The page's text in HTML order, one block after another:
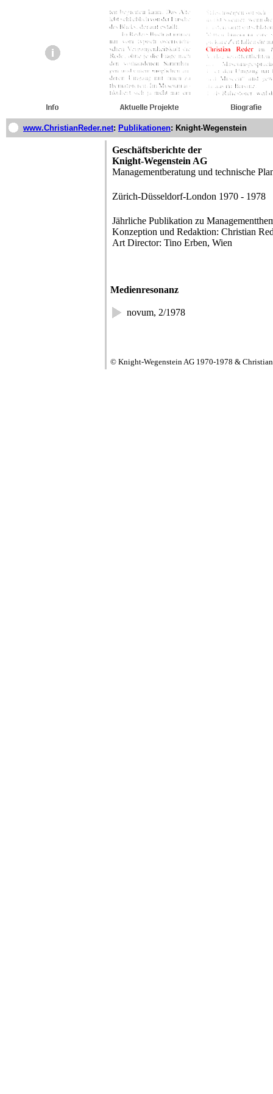
www.ChristianReder.net: Publikationen: Knight-Wegenstein
Geschäftsberichte der
Knight-Wegenstein AG
Managementberatung und technische
Zürich-Düsseldorf-London 1970 - 1978
Jährliche Publikation zu
Konzeption und Redaktion: Christian
Art Director: Tino Erben, Wien
Medienresonanz
novum, 2/1978
© Knight-Wegenstein AG 1970-1978 &